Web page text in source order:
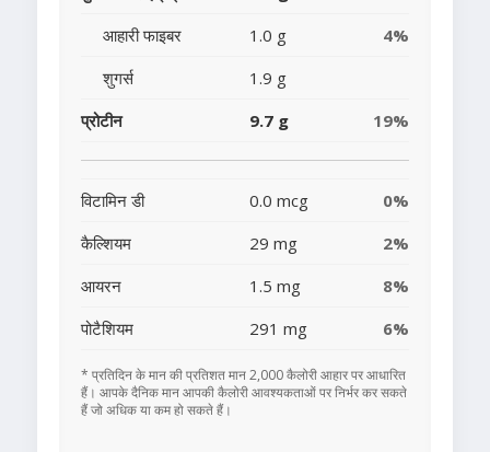
आहारी फाइबर
1.0 g
4%
शुगर्स
1.9 g
प्रोटीन
9.7 g 19%
विटामिन डी 0.0 mcg
0%
कैल्शियम
29 mg
2%
आयरन
1.5 mg
8%
पोटैशियम
291 mg 6%
* प्रतिदिन के मान की प्रतिशत मान 2,000 कैलोरी आहार पर आधारित
हैं। आपके दैनिक मान आपकी कैलोरी आवश्यकताओं पर निर्भर कर सकते
हैं जो अधिक या कम हो सकते हैं।